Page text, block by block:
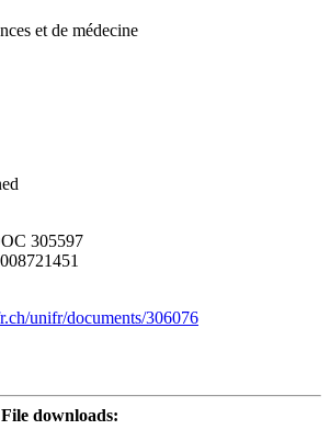
et de médecine
305597
unifr/documents/306076
File downloads: